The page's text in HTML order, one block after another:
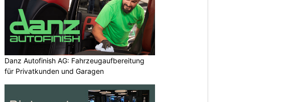
Danz Autofinish AG: Fahrzeugaufbereitung
für Privatkunden und Garagen